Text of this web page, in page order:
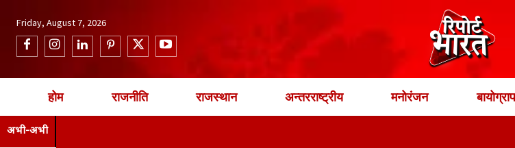
Friday, August 7, 2026
होम राजनीति राजस्थान अन्तरराष्ट्रीय मनोरंजन
अभी-अभी